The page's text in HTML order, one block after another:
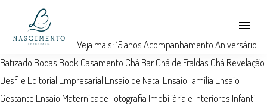
menu
Veja mais:15 anos AcompanhamentoAniversário
Batizado Bodas Book Casamento Chá BarChá de Fraldas Chá Revelação
Desfile Editorial Empresarial Ensaio de Natal Ensaio Família Ensaio
Gestante Ensaio Maternidade Fotografia Imobiliária e Interiores Infantil